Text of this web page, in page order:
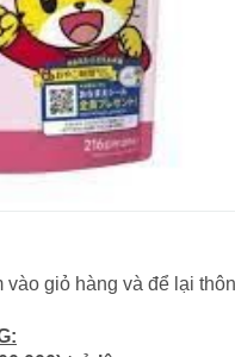
vào giỏ hàng và để lại